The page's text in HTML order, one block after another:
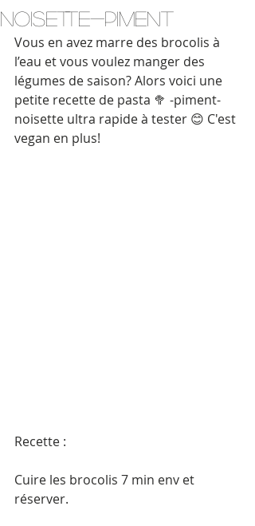
noisette-piment
Vous en avez marre des brocolis à
l’eau et vous voulez manger des
légumes de saison? Alors voici une
petite recette de pasta 🥦 -piment-
noisette ultra rapide à tester 😊 C'est
vegan en plus!
Recette :
Cuire les brocolis 7 min env et
réserver.